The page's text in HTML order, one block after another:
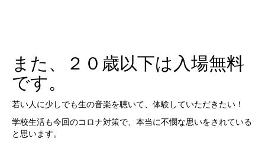
また、２０歳以下は入場無料
です。
若い人に少しでも生の音楽を聴いて、体験していただきたい！
学校生活も今回のコロナ対策で、本当に不憫な思いをされている
と思います。